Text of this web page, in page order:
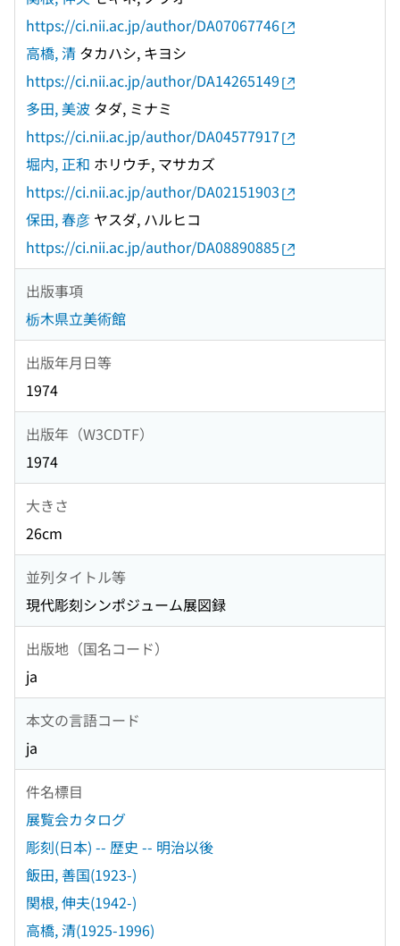
https://ci.nii.ac.jp/author/DA07067746
高橋, 清 タカハシ, キヨシ
https://ci.nii.ac.jp/author/DA14265149
多田, 美波 タダ, ミナミ
https://ci.nii.ac.jp/author/DA04577917
堀内, 正和 ホリウチ, マサカズ
https://ci.nii.ac.jp/author/DA02151903
保田, 春彦 ヤスダ, ハルヒコ
https://ci.nii.ac.jp/author/DA08890885
出版事項
栃木県立美術館
出版年月日等
1974
出版年（W3CDTF）
1974
大きさ
26cm
並列タイトル等
現代彫刻シンポジューム展図録
出版地（国名コード）
ja
本文の言語コード
ja
件名標目
展覧会カタログ
彫刻(日本) -- 歴史 -- 明治以後
飯田, 善国(1923-)
関根, 伸夫(1942-)
高橋, 清(1925-1996)